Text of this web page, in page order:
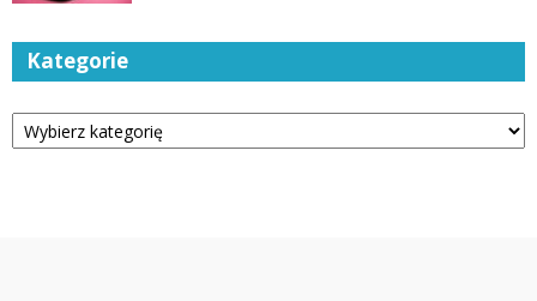
Kategorie
Kategorie